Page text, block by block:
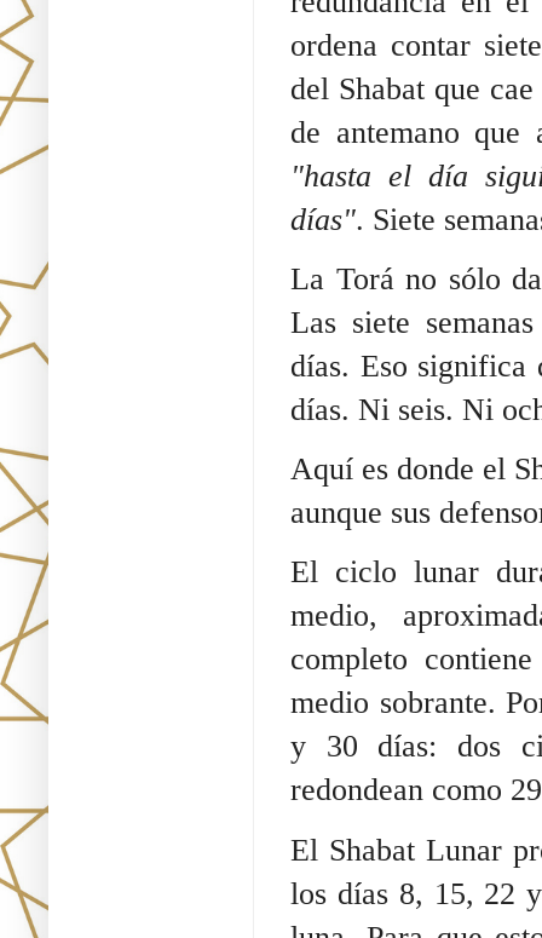
ordena contar
del Shabat que
de antemano
"hasta el día
días". Siete
La Torá no sólo
Las siete
días. Eso significa
días. Ni seis. Ni
Aquí es donde el
aunque sus
El ciclo lunar
medio,
completo
medio sobrante.
y 30 días: dos
redondean como
El Shabat Lunar
los días 8, 15, 22